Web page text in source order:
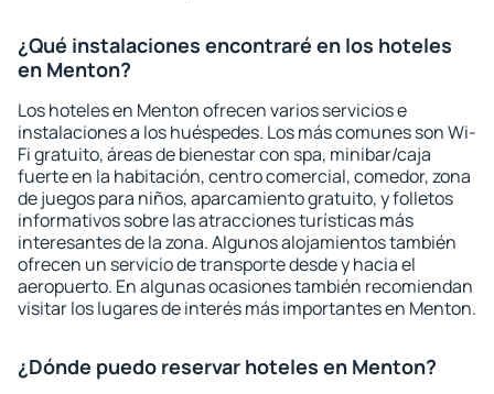
¿Qué instalaciones encontraré en los hoteles
en Menton?
Los hoteles en Menton ofrecen varios servicios e
instalaciones a los huéspedes. Los más comunes son Wi-
Fi gratuito, áreas de bienestar con spa, minibar/caja
fuerte en la habitación, centro comercial, comedor, zona
de juegos para niños, aparcamiento gratuito, y folletos
informativos sobre las atracciones turísticas más
interesantes de la zona. Algunos alojamientos también
ofrecen un servicio de transporte desde y hacia el
aeropuerto. En algunas ocasiones también recomiendan
visitar los lugares de interés más importantes en Menton.
¿Dónde puedo reservar hoteles en Menton?